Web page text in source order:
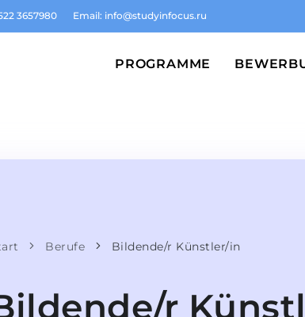
3657980 Email: info@studyinfocus.ru
PROGRAMME
Berufe Bildende/r Künstler/in
r